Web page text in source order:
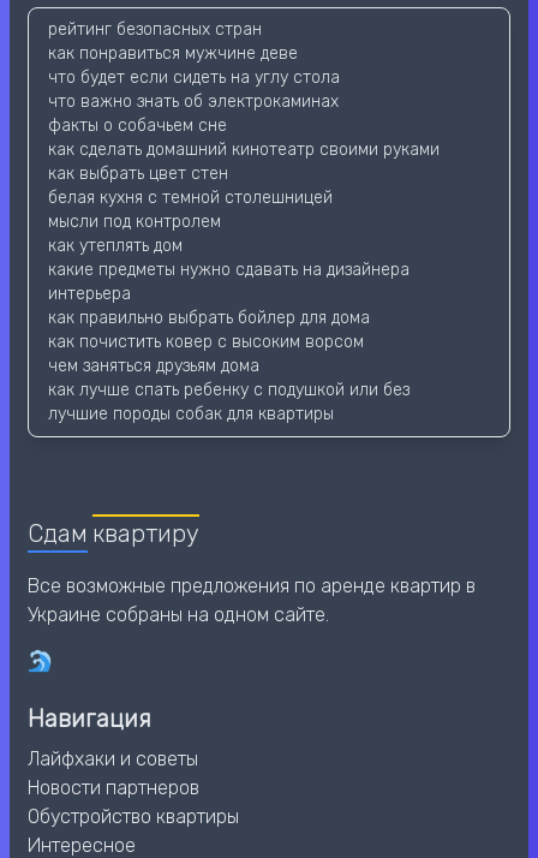
рейтинг безопасных стран
как понравиться мужчине деве
что будет если сидеть на углу стола
что важно знать об электрокаминах
факты о собачьем сне
как сделать домашний кинотеатр своими руками
как выбрать цвет стен
белая кухня с темной столешницей
мысли под контролем
как утеплять дом
какие предметы нужно сдавать на дизайнера
интерьера
как правильно выбрать бойлер для дома
как почистить ковер с высоким ворсом
чем заняться друзьям дома
как лучше спать ребенку с подушкой или без
лучшие породы собак для квартиры
Сдам квартиру
Все возможные предложения по аренде квартир в
Украине собраны на одном сайте.
Навигация
Лайфхаки и советы
Новости партнеров
Обустройство квартиры
Интересное